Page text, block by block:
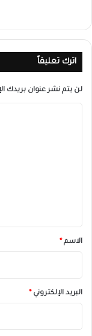
اترك تعليقاً
لن يتم نشر عنوان بريدك
*الاسم*
البريد الإلكتروني*